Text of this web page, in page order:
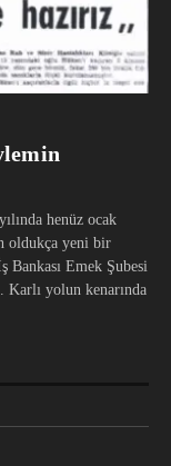
henüz ocak
oldukça yeni bir
Bankası Emek Şubesi
Karlı yolun kenarında